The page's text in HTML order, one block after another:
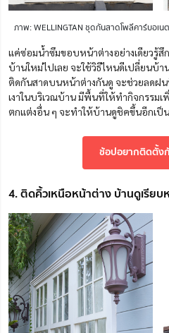
ภาพ: WELLINGTAN ชุดกันสาดโพลีคาร์บอเ
แค่ซ่อมน้ำซึมขอบหน้าต่างอย่างเดียวรู้
บ้านใหม่ไปเลย จะใช้วิธีไหนดีเปลี่ยนบ้า
ติดกันสาดบนหน้าต่างกันดู จะช่วยลดฝน
เงาในบริเวณบ้าน มีพื้นที่ให้ทำกิจกรรม
ตกแต่งอื่น ๆ จะทำให้บ้านดูชิคขึ้นอีกเป็
ช้อปอยากติดตั้ง
4. ติดคิ้วเหนือหน้าต่าง บ้านดูเรีย